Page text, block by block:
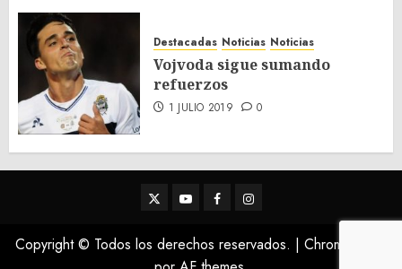
Destacadas Noticias Noticias
Vojvoda sigue sumando
refuerzos
1 JULIO 2019 0
TwitterYoutubeFacebookInstagram
Copyright © Todos los derechos reservados. | ChromeNews